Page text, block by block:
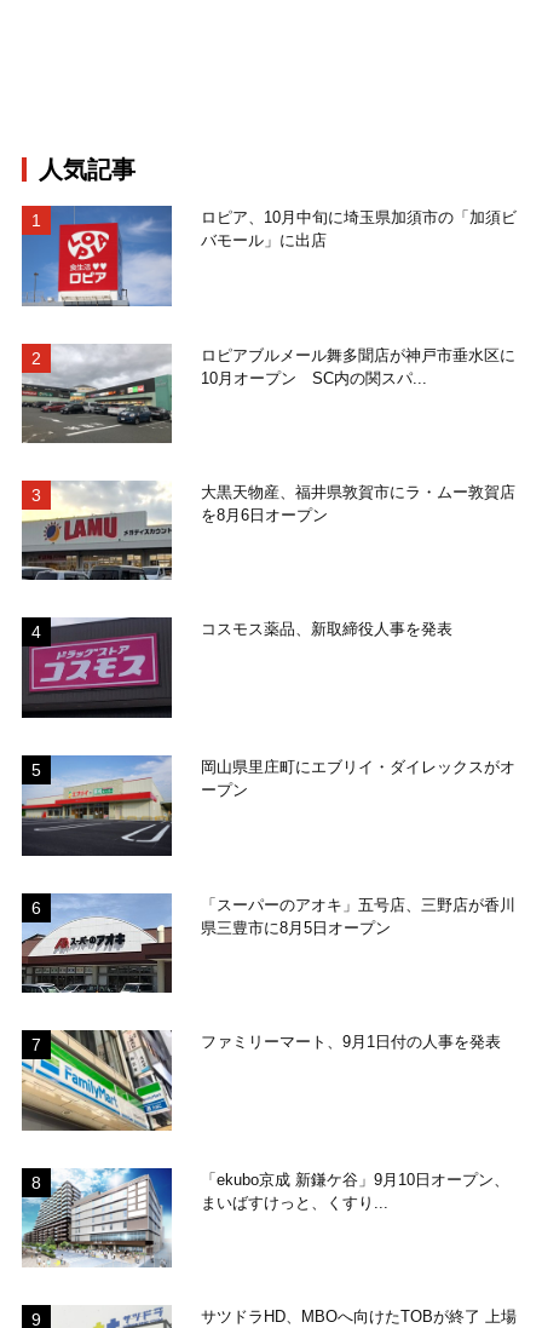
人気記事
ロピア、10月中旬に埼玉県加須市の「加須ビ
バモール」に出店
ロピアブルメール舞多聞店が神戸市垂水区に
10月オープン SC内の関スパ...
大黒天物産、福井県敦賀市にラ・ムー敦賀店
を8月6日オープン
コスモス薬品、新取締役人事を発表
岡山県里庄町にエブリイ・ダイレックスがオ
ープン
「スーパーのアオキ」五号店、三野店が香川
県三豊市に8月5日オープン
ファミリーマート、9月1日付の人事を発表
「ekubo京成 新鎌ケ谷」9月10日オープン、
まいばすけっと、くすり...
サツドラHD、MBOへ向けたTOBが終了 上場